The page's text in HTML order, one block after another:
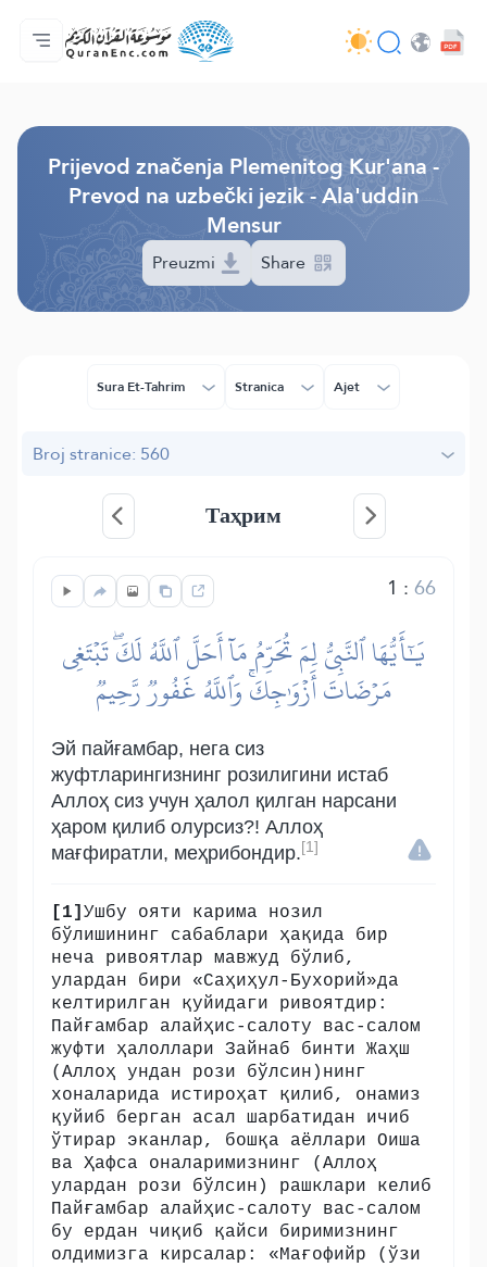
Početna stranica
Sadržaj prijevodā
Audio
Usluge programera - API
O projektu
Kontaktiraj nas
Jezik
Prijevod značenja Plemenitog Kur'ana -
Prevod na uzbečki jezik - Ala'uddin
Mensur
Preuzmi Share
Sura Et-Tahrim Stranica Ajet
Broj stranice: 560
Таҳрим
1 :66
يَٰٓأَيُّهَا ٱلنَّبِيُّ لِمَ تُحَرِّمُ مَآ أَحَلَّ ٱللَّهُ لَكَۖ تَبۡتَغِي
مَرۡضَاتَ أَزۡوَٰجِكَۚ وَٱللَّهُ غَفُورٞ رَّحِيمٞ
Эй пайғамбар, нега сиз
жуфтларингизнинг розилигини истаб
Аллоҳ сиз учун ҳалол қилган нарсани
ҳаром қилиб олурсиз?! Аллоҳ
мағфиратли, меҳрибондир. [1]
[1] Ушбу ояти карима нозил
бўлишининг сабаблари ҳақида бир
неча ривоятлар мавжуд бўлиб,
улардан бири «Саҳиҳул-Бухорий»да
келтирилган қуйидаги ривоятдир:
Пайғамбар алайҳис-салоту вас-салом
жуфти ҳалоллари Зайнаб бинти Жаҳш
(Аллоҳ ундан рози бўлсин)нинг
хоналарида истироҳат қилиб, онамиз
қуйиб берган асал шарбатидан ичиб
ўтирар эканлар, бошқа аёллари Оиша
ва Ҳафса оналаримизнинг (Аллоҳ
улардан рози бўлсин) рашклари келиб
Пайғамбар алайҳис-салоту вас-салом
бу ердан чиқиб қайси биримизнинг
олдимизга кирсалар: «Мағофийр (ўзи